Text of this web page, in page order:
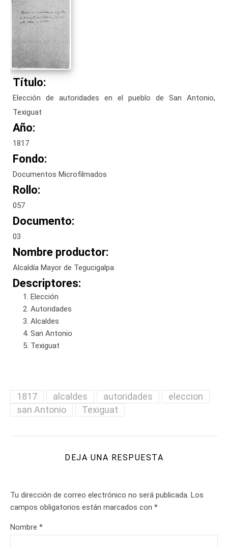
Título:
Elección de autoridades en el pueblo de San Antonio,
Texiguat
Año:
1817
Fondo:
Documentos Microfilmados
Rollo:
057
Documento:
03
Nombre productor:
Alcaldía Mayor de Tegucigalpa
Descriptores:
Elección
Autoridades
Alcaldes
San Antonio
Texiguat
1817 alcaldes autoridades
eleccion
san Antonio
Texiguat
DEJA UNA RESPUESTA
Tu dirección de correo electrónico no será publicada. Los
campos obligatorios están marcados con *
Nombre *